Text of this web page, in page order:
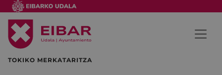
TOKIKO MERKATARITZA